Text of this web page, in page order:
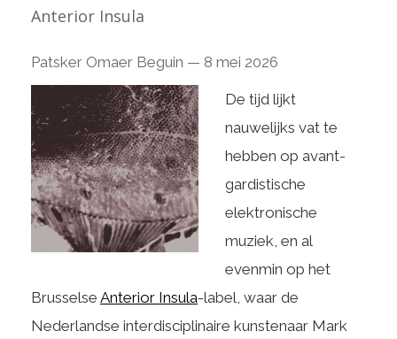
Anterior Insula
Patsker Omaer Beguin — 8 mei 2026
De tijd lijkt
nauwelijks vat te
hebben op avant-
gardistische
elektronische
muziek, en al
evenmin op het
Brusselse Anterior Insula-label, waar de
Nederlandse interdisciplinaire kunstenaar Mark